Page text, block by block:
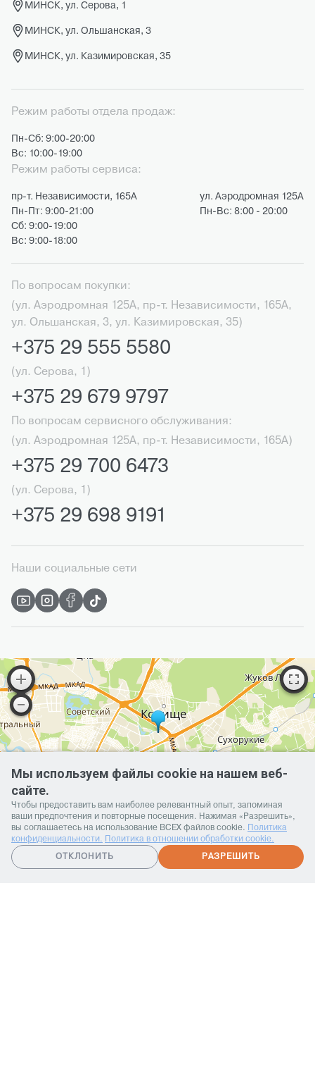
Мы используем файлы cookie на нашем веб-
сайте.
Чтобы предоставить вам наиболее релевантный опыт, запоминая
ваши предпочтения и повторные посещения. Нажимая «Разрешить»,
вы соглашаетесь на использование ВСЕХ файлов cookie.
Политика
конфиденциальности.
Политика в отношении обработки cookie.
РАЗРЕШИТЬ
ОТКЛОНИТЬ
🔥Получить спецпредложение
МИНСК, ул. Серова, 1
МИНСК, ул. Ольшанская, 3
МИНСК, ул. Казимировская, 35
Режим работы отдела продаж:
Пн-Сб: 9:00-20:00
Вс: 10:00-19:00
Режим работы сервиса:
пр-т. Независимости, 165А
Пн-Пт: 9:00-21:00
Сб: 9:00-19:00
Вс: 9:00-18:00
ул. Аэродромная 125А
Пн-Вс: 8:00 - 20:00
По вопросам покупки:
(ул. Аэродромная 125А, пр-т. Независимости, 165А,
ул. Ольшанская, 3, ул. Казимировская, 35)
+375 29 555 5580
(ул. Серова, 1)
+375 29 679 9797
По вопросам сервисного обслуживания:
(ул. Аэродромная 125А, пр-т. Независимости, 165А)
+375 29 700 6473
(ул. Серова, 1)
+375 29 698 9191
Наши социальные сети
Работает на API 2ГИС
Для корректной работы Raster JS API нужен ключ. Помощь:
МАРШРУТ